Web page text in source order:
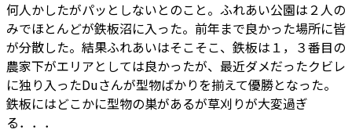
何人かしたがパッとしないとのこと。ふれあい公園は２人の
みでほとんどが鉄板沼に入った。前年まで良かった場所に皆
が分散した。結果ふれあいはそこそこ、鉄板は１，３番目の
農家下がエリアとしては良かったが、最近ダメだったクビレ
に独り入ったDuさんが型物ばかりを揃えて優勝となった。
鉄板にはどこかに型物の巣があるが草刈りが大変過ぎ
る．．．